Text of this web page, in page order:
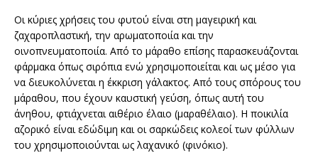
Οι κύριες χρήσεις του φυτού είναι στη μαγειρική και
ζαχαροπλαστική, την αρωματοποιία και την
οινοπνευματοποιία. Από το μάραθο επίσης παρασκευάζονται
φάρμακα όπως σιρόπια ενώ χρησιμοποιείται και ως μέσο για
να διευκολύνεται η έκκριση γάλακτος. Από τους σπόρους του
μάραθου, που έχουν καυστική γεύση, όπως αυτή του
άνηθου, φτιάχνεται αιθέριο έλαιο (μαραθέλαιο). Η ποικιλία
αζορικό είναι εδώδιμη και οι σαρκώδεις κολεοί των φύλλων
του χρησιμοποιούνται ως λαχανικό (φινόκιο).